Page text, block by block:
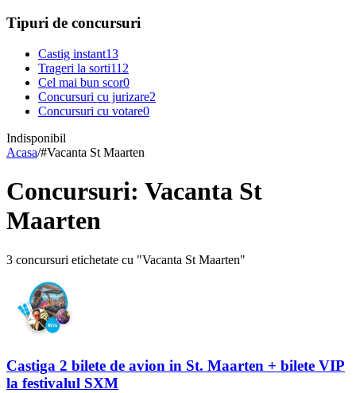
Tipuri de concursuri
Castig instant13
Trageri la sorti112
Cel mai bun scor0
Concursuri cu jurizare2
Concursuri cu votare0
Indisponibil
Acasa/#Vacanta St Maarten
Concursuri: Vacanta St
Maarten
3 concursuri etichetate cu "Vacanta St Maarten"
Castiga 2 bilete de avion in St. Maarten + bilete VIP
la festivalul SXM